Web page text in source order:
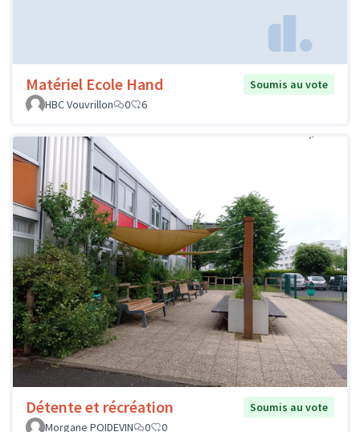
Matériel Ecole Hand
Soumis au vote
HBC Vouvrillon
0 6
Détente et récréation
Soumis au vote
Morgane POIDEVIN
0 0